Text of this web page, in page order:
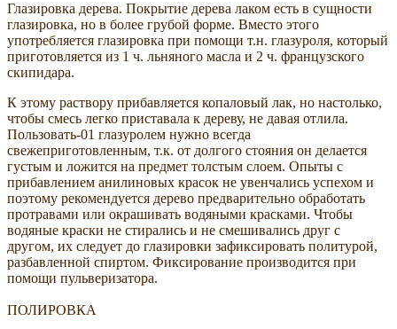
Глазировка дерева. Покрытие дерева лаком есть в сущности
глазировка, но в более грубой форме. Вместо этого
употребляется глазировка при помощи т.н. глазуроля, который
приготовляется из 1 ч. льняного масла и 2 ч. французского
скипидара.
К этому раствору прибавляется копаловый лак, но настолько,
чтобы смесь легко приставала к дереву, не давая отлила.
Пользовать-01 глазуролем нужно всегда
свежеприготовленным, т.к. от долгого стояния он делается
густым и ложится на предмет толстым слоем. Опыты с
прибавлением анилиновых красок не увенчались успехом и
поэтому рекомендуется дерево предварительно обработать
протравами или окрашивать водяными красками. Чтобы
водяные краски не стирались и не смешивались друг с
другом, их следует до глазировки зафиксировать политурой,
разбавленной спиртом. Фиксирование производится при
помощи пульверизатора.
ПОЛИРОВКА